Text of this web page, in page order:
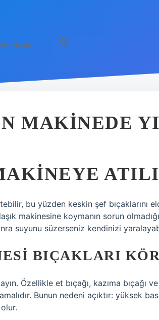
Hakkımızda
MAKINEDE
bu yüzden keskin şef bıçaklarını
makinesine koymanın sorun
suyunu süzerseniz kendinizi
BIÇAKLARI
Özellikle et bıçağı, kazıma bıçağı
Bunun nedeni açıktır: yüksek